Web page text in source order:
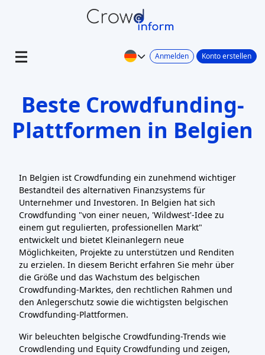
Anmelden Konto erstellen
Beste Crowdfunding-
Plattformen in Belgien
In Belgien ist Crowdfunding ein zunehmend wichtiger
Bestandteil des alternativen Finanzsystems für
Unternehmer und Investoren. In Belgien hat sich
Crowdfunding "von einer neuen, 'Wildwest'-Idee zu
einem gut regulierten, professionellen Markt"
entwickelt und bietet Kleinanlegern neue
Möglichkeiten, Projekte zu unterstützen und Renditen
zu erzielen. In diesem Bericht erfahren Sie mehr über
die Größe und das Wachstum des belgischen
Crowdfunding-Marktes, den rechtlichen Rahmen und
den Anlegerschutz sowie die wichtigsten belgischen
Crowdfunding-Plattformen.
Wir beleuchten belgische Crowdfunding-Trends wie
Crowdlending und Equity Crowdfunding und zeigen,